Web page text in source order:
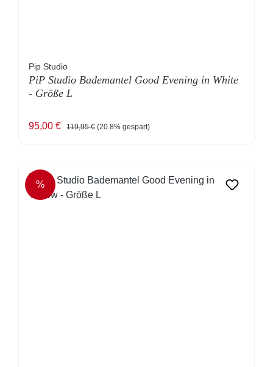
Pip Studio
PiP Studio Bademantel Good Evening in White
- Größe L
Verkaufspreis:
95,00 € Regulärer Preis:
119,95 € (20.8% gespart)
RABATT
%